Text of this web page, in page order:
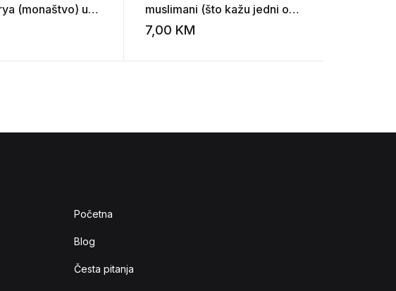
(monaštvo) u
/
Add to wishlist
muslimani (što kažu jedni o
drugima?)
7,00 KM
Početna
Blog
Česta pitanja